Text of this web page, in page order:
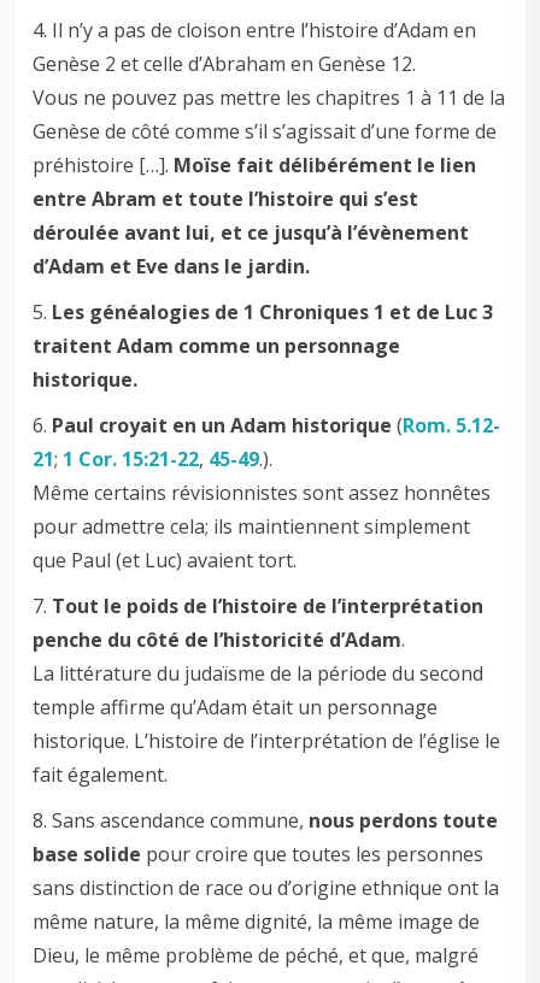
4. Il n’y a pas de cloison entre l’histoire d’Adam en
Genèse 2 et celle d’Abraham en Genèse 12.
Vous ne pouvez pas mettre les chapitres 1 à 11 de la
Genèse de côté comme s’il s’agissait d’une forme de
préhistoire […]. Moïse fait délibérément le lien
entre Abram et toute l’histoire qui s’est
déroulée avant lui, et ce jusqu’à l’évènement
d’Adam et Eve dans le jardin.
5. Les généalogies de 1 Chroniques 1 et de Luc 3
traitent Adam comme un personnage
historique.
6. Paul croyait en un Adam historique (Rom. 5.12-
21; 1 Cor. 15:21-22, 45-49.).
Même certains révisionnistes sont assez honnêtes
pour admettre cela; ils maintiennent simplement
que Paul (et Luc) avaient tort.
7. Tout le poids de l’histoire de l’interprétation
penche du côté de l’historicité d’Adam.
La littérature du judaïsme de la période du second
temple affirme qu’Adam était un personnage
historique. L’histoire de l’interprétation de l’église le
fait également.
8. Sans ascendance commune, nous perdons toute
base solide pour croire que toutes les personnes
sans distinction de race ou d’origine ethnique ont la
même nature, la même dignité, la même image de
Dieu, le même problème de péché, et que, malgré